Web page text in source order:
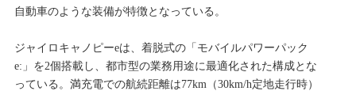
自動車のような装備が特徴となっている。
ジャイロキャノピーeは、着脱式の「モバイルパワーパック
e:」を2個搭載し、都市型の業務用途に最適化された構成とな
っている。満充電での航続距離は77km（30km/h定地走行時）